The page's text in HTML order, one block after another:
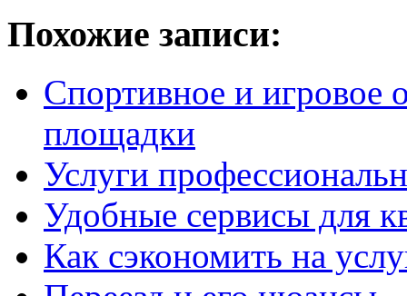
Похожие записи:
Спортивное и игровое
площадки
Услуги
Удобные сервисы для
Как сэкономить на